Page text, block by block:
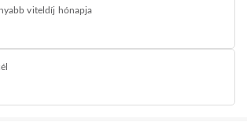
viteldíj hónapja